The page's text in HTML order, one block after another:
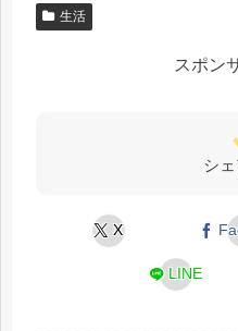
生活
スポン
シ
X
LINE